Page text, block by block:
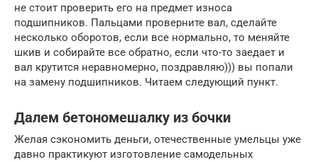
не стоит проверить его на предмет износа
подшипников. Пальцами проверните вал, сделайте
несколько оборотов, если все нормально, то меняйте
шкив и собирайте все обратно, если что-то заедает и
вал крутится неравномерно, поздравляю))) вы попали
на замену подшипников. Читаем следующий пункт.
Далем бетономешалку из бочки
Желая сэкономить деньги, отечественные умельцы уже
давно практикуют изготовление самодельных